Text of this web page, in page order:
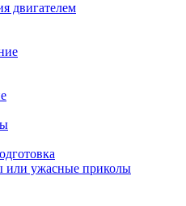
двигателем
или ужасные приколы